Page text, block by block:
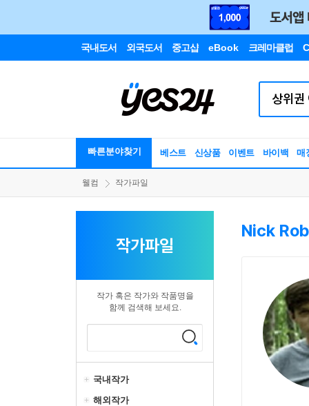
국내도서 외국도서 중고샵 eBook 크레마클럽
빠른분야찾기 베스트 신상품 이벤트 바이백 매
웰컴 작가파일
작가파일
작가 혹은 작가와 작품명을
함께 검색해 보세요.
국내작가
해외작가
Nick